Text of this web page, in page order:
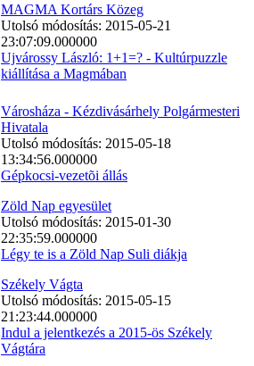
MAGMA Kortárs Közeg
Utolsó módosítás: 2015-05-21
23:07:09.000000
Ujvárossy László: 1+1=? - Kultúrpuzzle
kiállítása a Magmában
Városháza - Kézdivásárhely Polgármesteri
Hivatala
Utolsó módosítás: 2015-05-18
13:34:56.000000
Gépkocsi-vezetõi állás
Zöld Nap egyesület
Utolsó módosítás: 2015-01-30
22:35:59.000000
Légy te is a Zöld Nap Suli diákja
Székely Vágta
Utolsó módosítás: 2015-05-15
21:23:44.000000
Indul a jelentkezés a 2015-ös Székely
Vágtára